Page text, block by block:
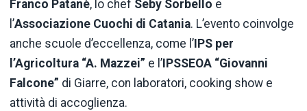
Franco Patanè, lo chef Seby Sorbello e
l’Associazione Cuochi di Catania. L’evento coinvolge
anche scuole d’eccellenza, come l’ IPS per
l’Agricoltura “A. Mazzei” e l’ IPSSEOA “Giovanni
Falcone” di Giarre, con laboratori, cooking show e
attività di accoglienza.